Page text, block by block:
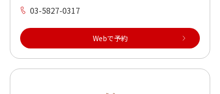
03-5827-0317
Webで予約